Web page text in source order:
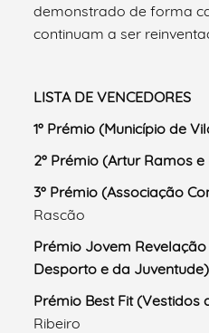
demonstrado de forma
continuam a ser
LISTA DE VENCEDORES
1º Prémio (Município de
2º Prémio (Artur Ramos e
3º Prémio (Associação
Rascão
Prémio Jovem
Desporto e da
Prémio Best Fit (Vestidos
Ribeiro